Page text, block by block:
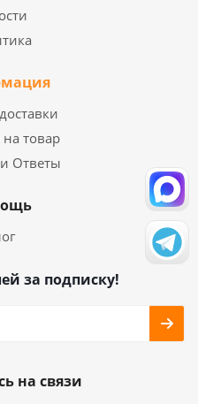
на товар
Ответы
за подписку!
на связи